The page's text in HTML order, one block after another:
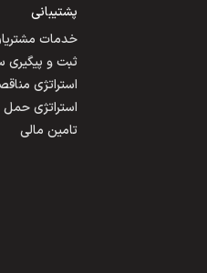
پشتیبانی
خدمات
ثبت و پیگیری
استراتژی
استراتژی
تامین مالی